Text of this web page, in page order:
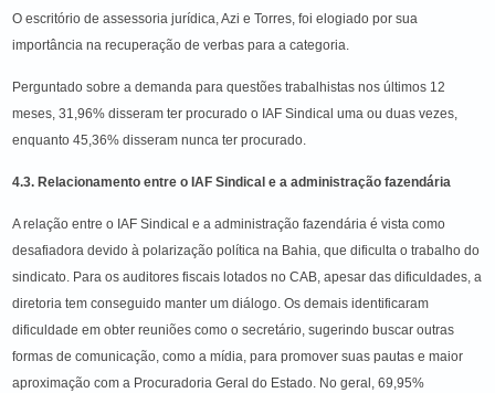
O escritório de assessoria jurídica, Azi e Torres, foi elogiado por sua
importância na recuperação de verbas para a categoria.
Perguntado sobre a demanda para questões trabalhistas nos últimos 12
meses, 31,96% disseram ter procurado o IAF Sindical uma ou duas vezes,
enquanto 45,36% disseram nunca ter procurado.
4.3. Relacionamento entre o IAF Sindical e a administração fazendária
A relação entre o IAF Sindical e a administração fazendária é vista como
desafiadora devido à polarização política na Bahia, que dificulta o trabalho do
sindicato. Para os auditores fiscais lotados no CAB, apesar das dificuldades, a
diretoria tem conseguido manter um diálogo. Os demais identificaram
dificuldade em obter reuniões como o secretário, sugerindo buscar outras
formas de comunicação, como a mídia, para promover suas pautas e maior
aproximação com a Procuradoria Geral do Estado. No geral, 69,95%